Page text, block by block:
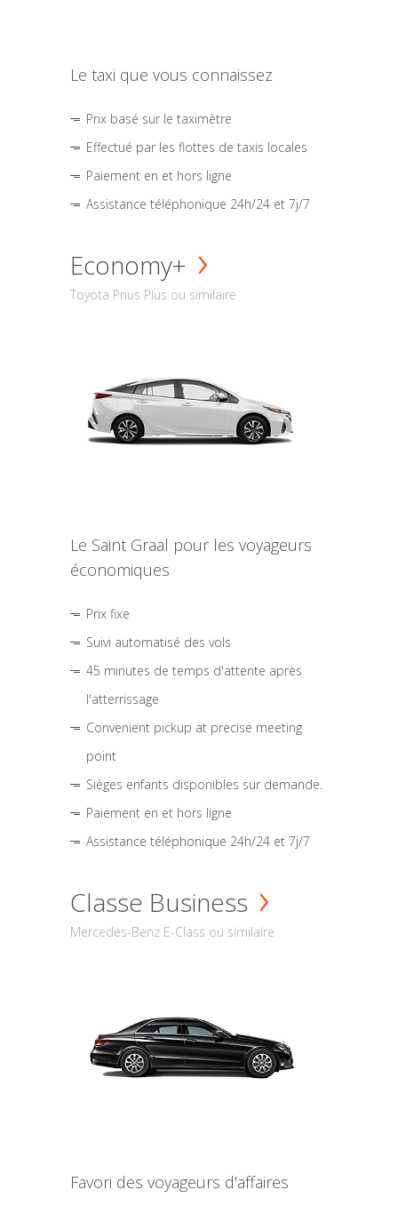
Le taxi que vous connaissez
Prix basé sur le taximètre
Effectué par les flottes de taxis locales
Paiement en et hors ligne
Assistance téléphonique 24h/24 et 7j/7
Economy+
Toyota Prius Plus ou similaire
Le Saint Graal pour les voyageurs
économiques
Prix fixe
Suivi automatisé des vols
45 minutes de temps d'attente après
l'atterrissage
Convenient pickup at precise meeting
point
Sièges enfants disponibles sur demande.
Paiement en et hors ligne
Assistance téléphonique 24h/24 et 7j/7
Classe Business
Mercedes-Benz E-Class ou similaire
Favori des voyageurs d'affaires